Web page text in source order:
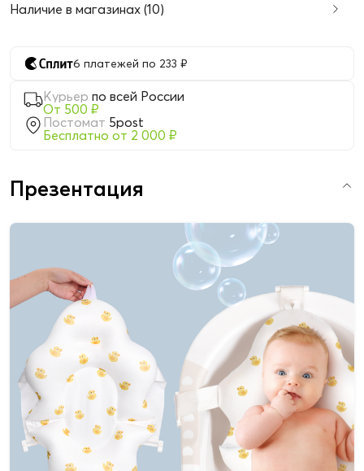
Наличие в магазинах (10)
6 платежей по 233 ₽
Курьер по всей России
От 500 ₽
Постомат 5post
Бесплатно от 2 000 ₽
Презентация